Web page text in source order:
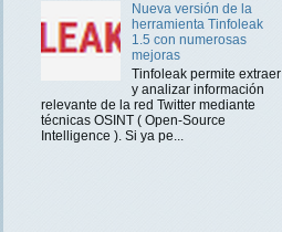
Nueva versión de la
herramienta Tinfoleak
1.5 con numerosas
mejoras
Tinfoleak permite extraer
y analizar información
relevante de la red Twitter mediante
técnicas OSINT ( Open-Source
Intelligence ). Si ya pe...